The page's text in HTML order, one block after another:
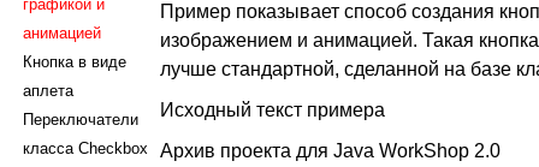
графикой и
анимацией
Кнопка в виде
аплета
Переключатели
класса Checkbox
Пример показывает способ создания
изображением и анимацией. Такая
лучше стандартной, сделанной на базе
Исходный текст примера
Архив проекта для Java WorkShop 2.0